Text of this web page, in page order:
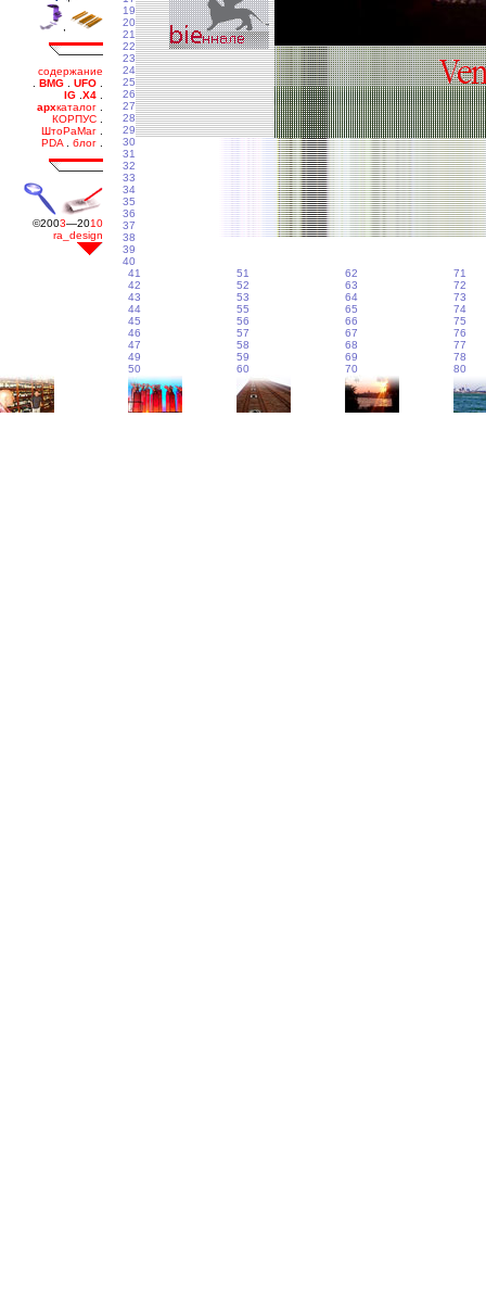
19
20
21
22
23
24
25
26
27
28
29
30
31
32
33
34
35
36
37
38
39
40
41
42
43
44
45
46
47
49
50
51
52
53
55
56
57
58
59
60
62
63
64
65
66
67
68
69
70
71
72
73
74
75
76
77
78
80